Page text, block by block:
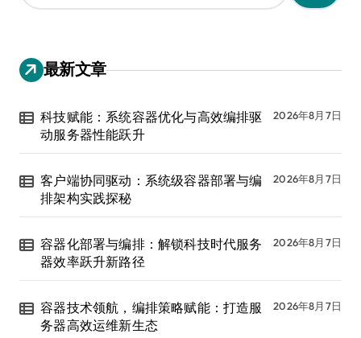
：
最新文章
科技赋能：系统容器优化与高效编排驱
动服务器性能跃升
2026年8月7日
客户端协同驱动：系统级容器部署与编
排架构实践探秘
2026年8月7日
容器化部署与编排：解锁科技时代服务
器效率跃升新路径
2026年8月7日
容器技术领航，编排策略赋能：打造服
务器高效运维新生态
2026年8月7日